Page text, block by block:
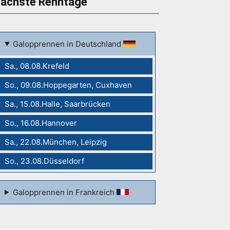
Galopprennen in Deutschland
Sa., 08.08.Krefeld
So., 09.08.Hoppegarten, Cuxhaven
Sa., 15.08.Halle, Saarbrücken
So., 16.08.Hannover
Sa., 22.08.München, Leipzig
So., 23.08.Düsseldorf
Galopprennen in Frankreich